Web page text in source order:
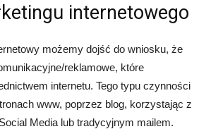
internetowego
możemy dojść do wniosku, że
reklamowe, które
internetu. Tego typu czynności
www, poprzez blog, korzystając z
Media lub tradycyjnym mailem.